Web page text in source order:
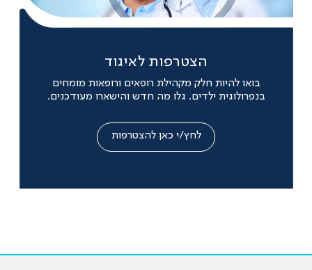
הצטרפות לאיגוד
בואו להיות חלק מקהילת רופאים ורופאות מומחים
בנפרולוגית ילדים. גלו מה חדש והישארו מעודכנים.
לחץ/י כאן להצטרפות